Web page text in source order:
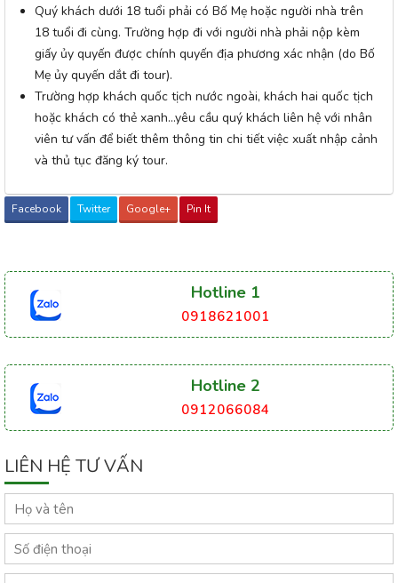
Quý khách dưới 18 tuổi phải có Bố Mẹ hoặc người nhà trên
18 tuổi đi cùng. Trường hợp đi với người nhà phải nộp kèm
giấy ủy quyến được chính quyến địa phương xác nhận (do Bố
Mẹ ủy quyến dắt đi tour).
Trường hợp khách quốc tịch nước ngoài, khách hai quốc tịch
hoặc khách có thẻ xanh…yêu cầu quý khách liên hệ với nhân
viên tư vấn để biết thêm thông tin chi tiết việc xuất nhập cảnh
và thủ tục đăng ký tour.
Facebook Twitter Google+ Pin It
Hotline 1
0918621001
Hotline 2
0912066084
LIÊN HỆ TƯ VẤN